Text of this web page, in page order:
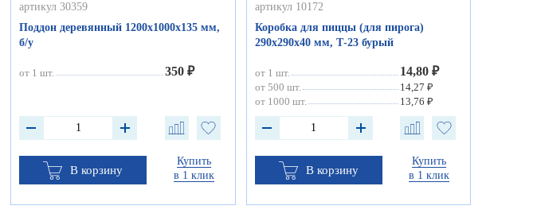
артикул 30359
Поддон деревянный 1200х1000х135 мм,
б/у
от 1 шт. 350 ₽
В корзину
Купить
в 1 клик
артикул 10172
Коробка для пиццы (для пирога)
290х290х40 мм, Т-23 бурый
от 1 шт. 14,80 ₽
от 500 шт.
14,27 ₽
от 1000 шт.
13,76 ₽
В корзину
Купить
в 1 клик